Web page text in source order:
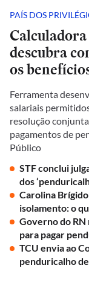
PAÍS DOS
descubra
os
Ferramenta
salariais
resolução
pagamentos de
Público
STF conclui
dos
Carolina
isolamento: o
Governo do RN
para pagar
TCU envia ao
penduricalho